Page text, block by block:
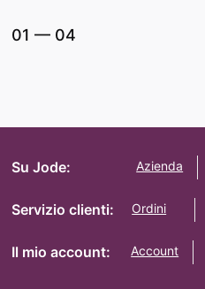
01 — 04
Su Jode: Azienda
Servizio clienti: Ordini
Il mio account: Account